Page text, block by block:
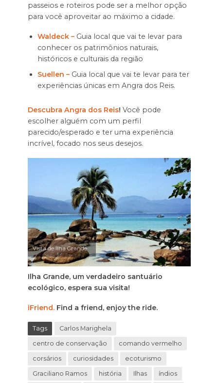
passeios e roteiros pode ser a melhor opção
para você aproveitar ao máximo a cidade.
Waldeck – Guia local que vai te levar para
conhecer os patrimônios naturais,
históricos e culturais da região
Suellen –Guia local que vai te levar para ter
experiências únicas em Angra dos Reis.
Descubra Angra dos Reis! Você pode
escolher alguém com um perfil
parecido/esperado e ter uma experiência
incrível, focado nos seus desejos.
Vista de Ilha Grande
Ilha Grande, um verdadeiro santuário
ecológico, espera sua visita!
iFriend.Find a friend, enjoy the ride.
Tags Carlos Marighela
centro de conservação comando vermelho
corsários curiosidades ecoturismo
Graciliano Ramos história Ilhas índios